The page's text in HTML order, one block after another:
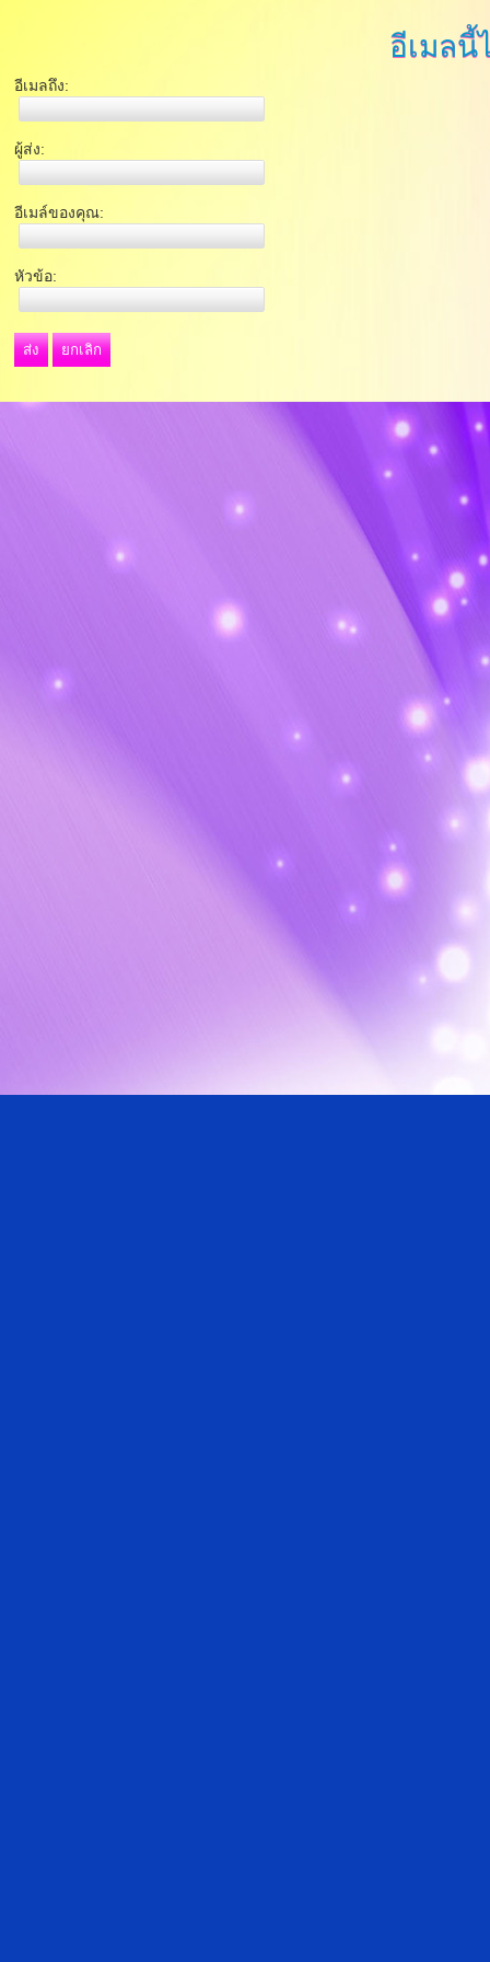
อีเมลนี้
อีเมลถึง:
ผู้ส่ง:
อีเมล์ของคุณ:
หัวข้อ:
ส่ง ยกเลิก